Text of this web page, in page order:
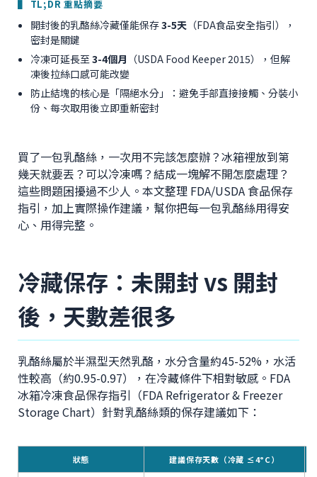
▌ TL;DR 重點摘要
開封後的乳酪絲冷藏僅能保存3-5天 （FDA食品安全指引），
密封是關鍵
冷凍可延長至3-4個月 （USDA Food Keeper 2015），但解
凍後拉絲口感可能改變
防止結塊的核心是「隔絕水分」：避免手部直接接觸、分裝小
份、每次取用後立即重新密封
買了一包乳酪絲，一次用不完該怎麼辦？冰箱裡放到第
幾天就要丟？可以冷凍嗎？結成一塊解不開怎麼處理？
這些問題困擾過不少人。本文整理 FDA/USDA 食品保存
指引，加上實際操作建議，幫你把每一包乳酪絲用得安
心、用得完整。
冷藏保存：未開封 vs 開封
後，天數差很多
乳酪絲屬於半濕型天然乳酪，水分含量約45-52%，水活
性較高（約0.95-0.97），在冷藏條件下相對敏感。FDA
冰箱冷凍食品保存指引（FDA Refrigerator & Freezer
Storage Chart）針對乳酪絲類的保存建議如下：
狀態 建議保存天數（冷藏 ≤4°C）